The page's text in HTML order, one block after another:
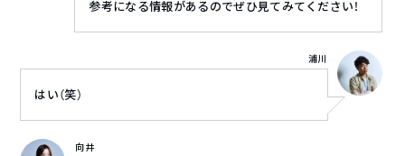
参考になる情報があるのでぜひ見てみてください！
はい（笑）
浦川
向井